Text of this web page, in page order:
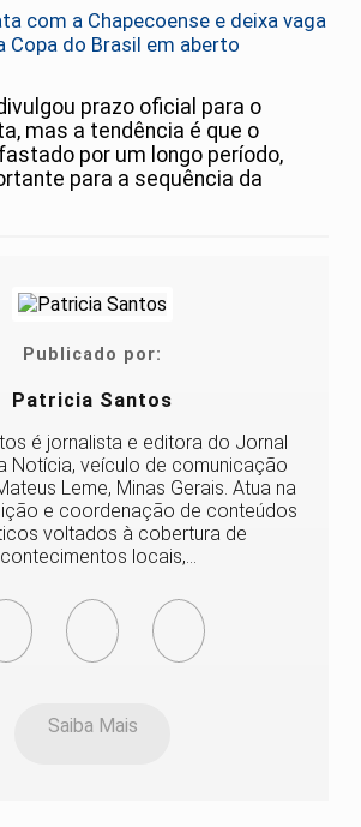
com a Chapecoense e deixa vaga
Copa do Brasil em aberto
prazo oficial para o
mas a tendência é que o
por um longo período,
para a sequência da
Publicado por:
Patricia Santos
é jornalista e editora do Jornal
Notícia, veículo de comunicação
Leme, Minas Gerais. Atua na
e coordenação de conteúdos
voltados à cobertura de
locais,...
Saiba Mais